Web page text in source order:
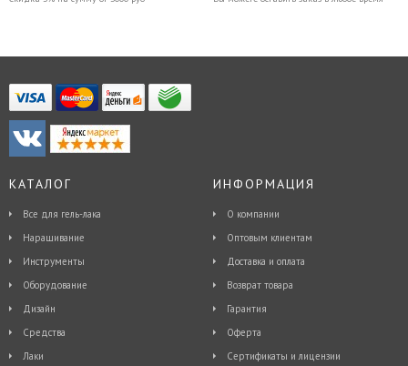
КАТАЛОГ
Все для гель-лака
Наращивание
Инструменты
Оборудование
Дизайн
Средства
Лаки
ИНФОРМАЦИЯ
О компании
Оптовым клиентам
Доставка и оплата
Возврат товара
Гарантия
Оферта
Сертификаты и лицензии